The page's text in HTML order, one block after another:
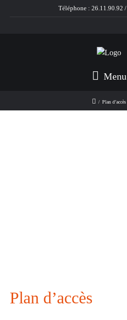
Téléphone : 26.11.90.92 /
Menu
/ Plan d’accès
Plan d’accès